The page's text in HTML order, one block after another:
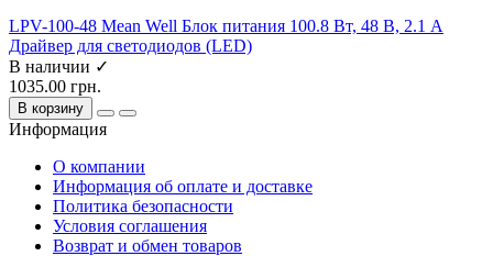
LPV-100-48 Mean Well Блок питания 100.8 Вт, 48 В, 2.1 А
Драйвер для светодиодов (LED)
В наличии ✓
1035.00 грн.
В корзину
Информация
О компании
Информация об оплате и доставке
Политика безопасности
Условия соглашения
Возврат и обмен товаров